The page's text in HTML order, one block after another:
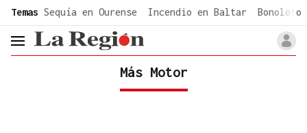
common.go-to-content
Temas Sequía en Ourense Incendio en Baltar Bonoloto
header.menu.open
Más Motor